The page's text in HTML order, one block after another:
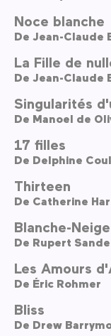
Noce blanche
De Jean-Claude
La Fille de
De Jean-Claude
Singularités
De Manoel de
17 filles
De Delphine
Thirteen
De Catherine
Blanche-
De Rupert
Les Amours
De Éric Rohmer
Bliss
De Drew